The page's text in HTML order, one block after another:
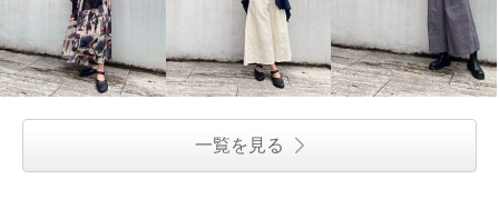
一覧を見る